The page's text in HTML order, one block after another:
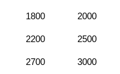
1800 2000
2200 2500
2700 3000